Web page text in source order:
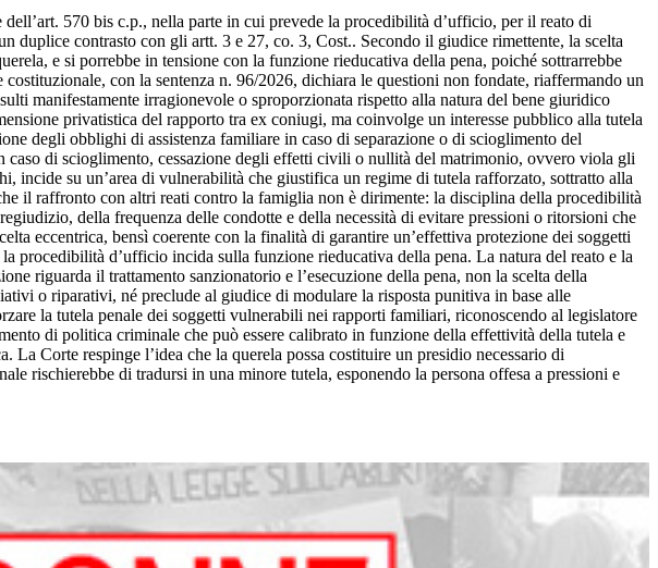
570 bis c.p., nella parte in cui prevede la procedibilità d’ufficio, per il reato di
duplice contrasto con gli artt. 3 e 27, co. 3, Cost.. Secondo il giudice rimettente, la scelta
e si porrebbe in tensione con la funzione rieducativa della pena, poiché sottrarrebbe
con la sentenza n. 96/2026, dichiara le questioni non fondate, riaffermando un
manifestamente irragionevole o sproporzionata rispetto alla natura del bene giuridico
privatistica del rapporto tra ex coniugi, ma coinvolge un interesse pubblico alla tutela
degli obblighi di assistenza familiare in caso di separazione o di scioglimento del
di scioglimento, cessazione degli effetti civili o nullità del matrimonio, ovvero viola gli
su un’area di vulnerabilità che giustifica un regime di tutela rafforzato, sottratto alla
il raffronto con altri reati contro la famiglia non è dirimente: la disciplina della procedibilità
della frequenza delle condotte e della necessità di evitare pressioni o ritorsioni che
eccentrica, bensì coerente con la finalità di garantire un’effettiva protezione dei soggetti
procedibilità d’ufficio incida sulla funzione rieducativa della pena. La natura del reato e la
riguarda il trattamento sanzionatorio e l’esecuzione della pena, non la scelta della
o riparativi, né preclude al giudice di modulare la risposta punitiva in base alle
la tutela penale dei soggetti vulnerabili nei rapporti familiari, riconoscendo al legislatore
di politica criminale che può essere calibrato in funzione della effettività della tutela e
Corte respinge l’idea che la querela possa costituire un presidio necessario di
rischierebbe di tradursi in una minore tutela, esponendo la persona offesa a pressioni e